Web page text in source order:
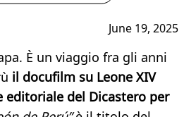
June 19, 2025
È un viaggio fra gli anni
il docufilm su Leone XIV
editoriale del Dicastero per